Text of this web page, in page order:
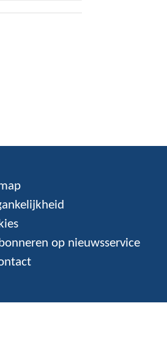
op nieuwsservice